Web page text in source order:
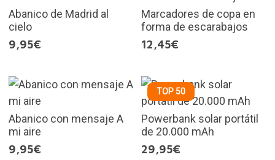
Abanico de Madrid al
cielo
9,95€
Marcadores de copa en
forma de escarabajos
12,45€
Abanico con mensaje A
mi aire
9,95€
TOP 50
Powerbank solar portátil
de 20.000 mAh
29,95€